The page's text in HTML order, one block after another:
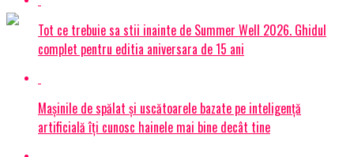
Tot ce trebuie sa stii inainte de Summer Well 2026. Ghidul
complet pentru editia aniversara de 15 ani
Mașinile de spălat și uscătoarele bazate pe inteligență
artificială îți cunosc hainele mai bine decât tine